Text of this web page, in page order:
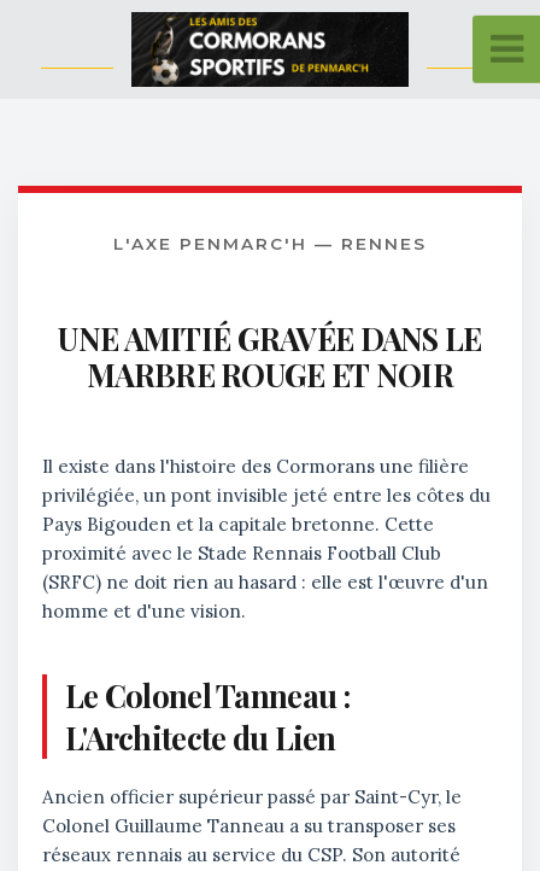
L'AXE PENMARC'H — RENNES
UNE AMITIÉ GRAVÉE DANS LE
MARBRE ROUGE ET NOIR
Il existe dans l'histoire des Cormorans une filière
privilégiée, un pont invisible jeté entre les côtes du
Pays Bigouden et la capitale bretonne. Cette
proximité avec le Stade Rennais Football Club
(SRFC) ne doit rien au hasard : elle est l'œuvre d'un
homme et d'une vision.
Le Colonel Tanneau :
L'Architecte du Lien
Ancien officier supérieur passé par Saint-Cyr, le
Colonel Guillaume Tanneau a su transposer ses
réseaux rennais au service du CSP. Son autorité